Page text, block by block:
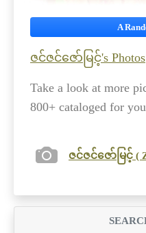
A
ဇင်ဇင်ဇော်မြင့်'s Photos
Take a look at more
800+ cataloged for
ဇင်ဇင်ဇော်မြင့် (